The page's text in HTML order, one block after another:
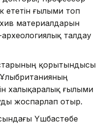
ететін ғылыми топ
материалдарын
талдау
қорытындысы
халықаралық ғылыми
жоспарлап отыр.
Үшбастөбе